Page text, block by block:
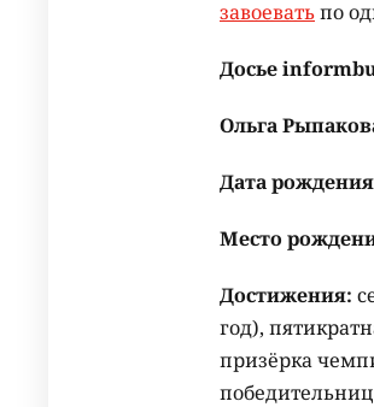
завоеватьпо
Досье
Ольга
Дата
Место
Достижения:
год),
призёрка